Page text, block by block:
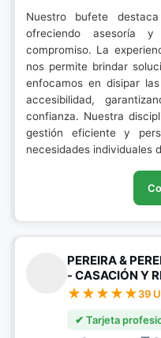
Nuestro bufete
ofreciendo asesoría
compromiso. La
nos permite brindar
enfocamos en disipar
accesibilidad,
confianza. Nuestra
gestión eficiente y
necesidades individuales
PEREIRA &
- CASACIÓN Y
39
✔ Tarjeta